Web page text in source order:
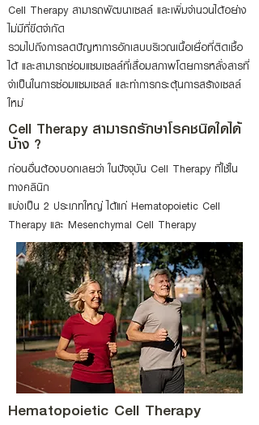
Cell Therapy สามารถพัฒนาเซลล์ และเพิ่มจำนวนได้อย่าง
ไม่มีที่ขีดจำกัด
รวมไปถึงการลดปัญหาการอักเสบบริเวณเนื้อเยื่อที่ติดเชื้อ
ได้ และสามารถซ่อมแซมเซลล์ที่เสื่อมสภาพโดยการหลั่งสารที่
จำเป็นในการซ่อมแซมเซลล์ และทำการกระตุ้นการสร้างเซลล์
ใหม่
Cell Therapy สามารถรักษาโรคชนิดใดได้
บ้าง ?
ก่อนอื่นต้องบอกเลยว่า ในปัจจุบัน Cell Therapy ที่ใช้ใน
ทางคลินิก
แบ่งเป็น 2 ประเภทใหญ่ ได้แก่ Hematopoietic Cell
Therapy และ Mesenchymal Cell Therapy
Hematopoietic Cell Therapy